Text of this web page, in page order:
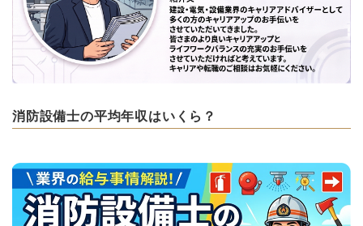
消防設備士の平均年収はいくら？